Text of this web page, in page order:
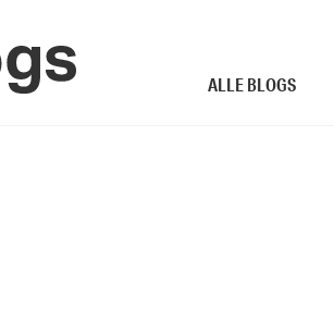
ALLE BLOGS